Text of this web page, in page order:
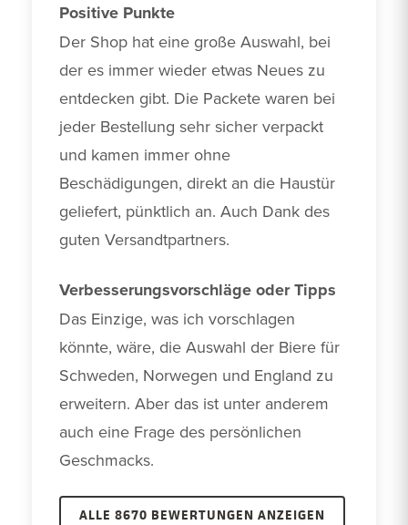
Positive Punkte
Der Shop hat eine große Auswahl, bei
der es immer wieder etwas Neues zu
entdecken gibt. Die Packete waren bei
jeder Bestellung sehr sicher verpackt
und kamen immer ohne
Beschädigungen, direkt an die Haustür
geliefert, pünktlich an. Auch Dank des
guten Versandtpartners.
Verbesserungsvorschläge oder Tipps
Das Einzige, was ich vorschlagen
könnte, wäre, die Auswahl der Biere für
Schweden, Norwegen und England zu
erweitern. Aber das ist unter anderem
auch eine Frage des persönlichen
Geschmacks.
ALLE 8670 BEWERTUNGEN ANZEIGEN